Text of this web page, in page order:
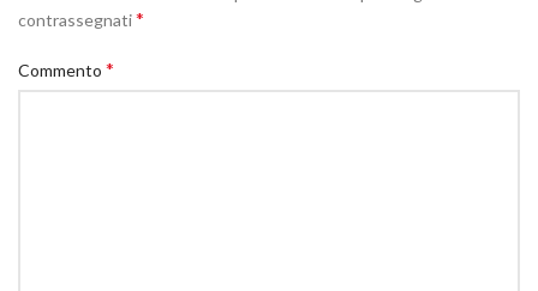
contrassegnati*
Commento *